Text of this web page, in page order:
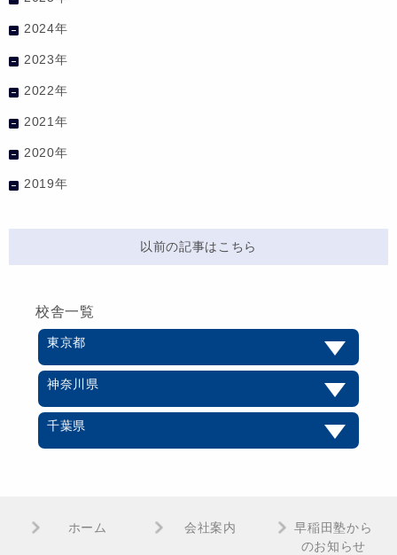
2024年
2023年
2022年
2021年
2020年
2019年
以前の記事はこちら
校舎一覧
東京都
神奈川県
千葉県
ホーム 会社案内
早稲田塾から
のお知らせ